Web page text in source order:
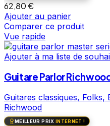
62,80€
Ajouter au panier
Comparer ce produit
Vue rapide
Ajouter à ma liste de
Guitare Parlor
Guitares classiques, Folks,
Richwood
MEILLEUR PRIX INTERNET !